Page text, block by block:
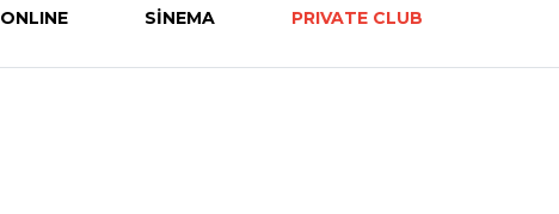
ONLINE SİNEMA PRIVATE CLUB